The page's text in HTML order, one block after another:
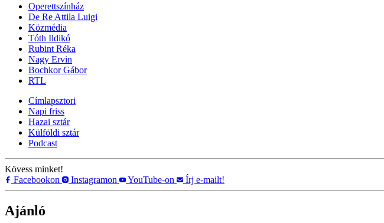
Operettszínház
De Re Attila Luigi
Közmédia
Tóth Ildikó
Rubint Réka
Nagy Ervin
Bochkor Gábor
RTL
Címlapsztori
Napi friss
Hazai sztár
Külföldi sztár
Podcast
Kövess minket!
Facebookon
Instagramon YouTube-on Írj e-mailt!
Ajánló